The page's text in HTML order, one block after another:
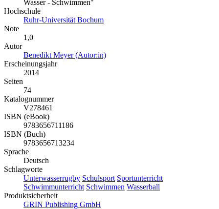
Wasser - Schwimmen"
Hochschule
Ruhr-Universität Bochum
Note
1,0
Autor
Benedikt Meyer (Autor:in)
Erscheinungsjahr
2014
Seiten
74
Katalognummer
V278461
ISBN (eBook)
9783656711186
ISBN (Buch)
9783656713234
Sprache
Deutsch
Schlagworte
Unterwasserrugby Schulsport Sportunterricht
Schwimmunterricht Schwimmen Wasserball
Produktsicherheit
GRIN Publishing GmbH